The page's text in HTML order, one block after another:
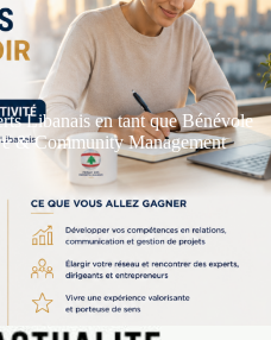
Libanais en tant que Bénévole
& Community Management